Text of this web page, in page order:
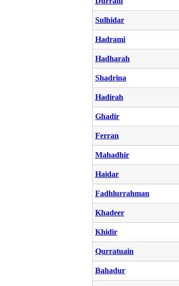
Sulhidar
Hadrami
Hadharah
Shadrina
Hadirah
Ghadir
Ferran
Mahadhir
Haidar
Fadhlurrahman
Khadeer
Khidir
Qurratuain
Bahadur